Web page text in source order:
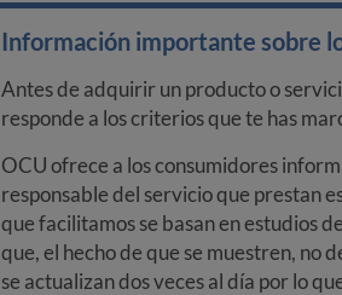
Información importante sobre
Antes de adquirir un producto o
responde a los criterios que te has
OCU ofrece a los consumidores
responsable del servicio que prestan
que facilitamos se basan en estudios
que, el hecho de que se muestren, no
se actualizan dos veces al día por lo